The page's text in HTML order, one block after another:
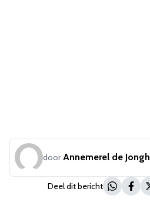
door Annemerel de Jongh
Deel dit bericht